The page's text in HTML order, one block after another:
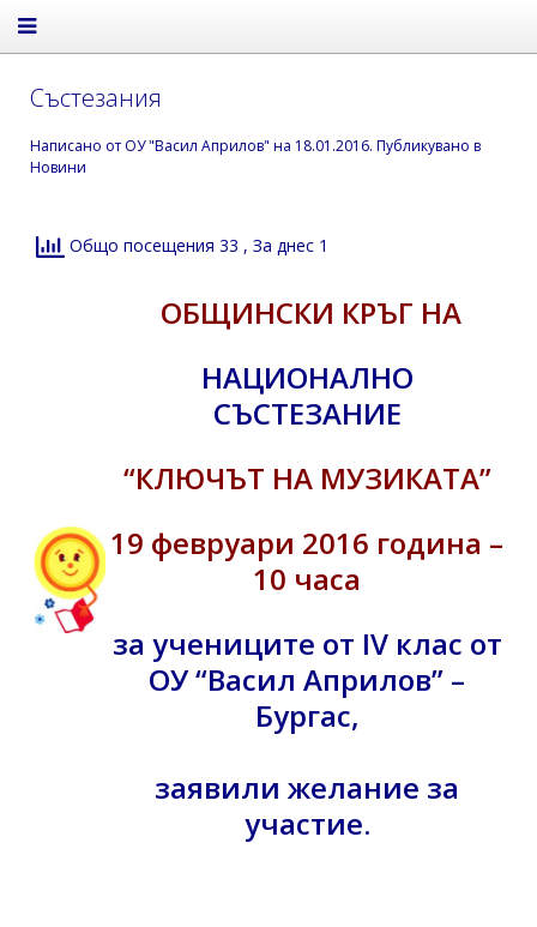
Състезания
Написано от ОУ "Васил Априлов" на 18.01.2016. Публикувано в
Новини
Общо посещения 33 , За днес 1
ОБЩИНСКИ КРЪГ НА
НАЦИОНАЛНО
СЪСТЕЗАНИЕ
“КЛЮЧЪТ НА МУЗИКАТА”
19 февруари 2016 година –
10 часа
за учениците от IV клас от
ОУ “Васил Априлов” –
Бургас,
заявили желание за
участие.